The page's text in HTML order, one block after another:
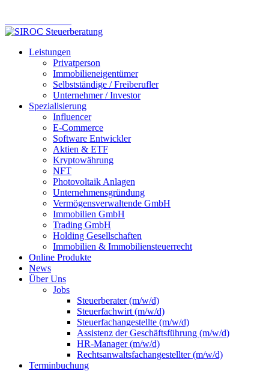
Leistungen
Privatperson
Immobilieneigentümer
Selbstständige / Freiberufler
Unternehmer / Investor
Spezialisierung
Influencer
E-Commerce
Software Entwickler
Aktien & ETF
Kryptowährung
NFT
Photovoltaik Anlagen
Unternehmensgründung
Vermögensverwaltende GmbH
Immobilien GmbH
Trading GmbH
Holding Gesellschaften
Immobilien & Immobiliensteuerrecht
Online Produkte
News
Über Uns
Jobs
Steuerberater (m/w/d)
Steuerfachwirt (m/w/d)
Steuerfachangestellte (m/w/d)
Assistenz der Geschäftsführung (m/w/d)
HR-Manager (m/w/d)
Rechtsanwaltsfachangestellter (m/w/d)
Terminbuchung